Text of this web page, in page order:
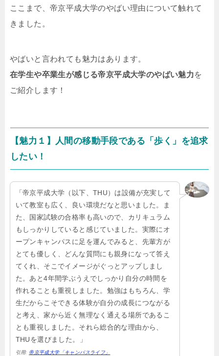
ここまで、帝京平成大学のやばい理由について触れて
きました。
やばいと言われても魅力はあります。
在学生や卒業生が感じる帝京平成大学のやばい魅力を
ご紹介します！
【魅力１】人間の移動手段である「歩く」を追求
したい！
「帝京平成大学（以下、THU）は設備が充実して
いて教室も広く、良い環境だなと思いました。ま
た、国家試験の合格率も高いので、カリキュラム
もしっかりしていると感じていました。実際にオ
ープンキャンパスに足を運んでみると、先輩方が
とても優しく、どんな質問にも親身になって答え
てくれ、そこでイメージがぐっとアップしまし
た。あと4年間学ぶうえでしっかり自分の時間を
作れることも重視しました。勉強はもちろん、学
生だからこそできる体験が自分の成長につながる
と考え、家から近く無理なく通える場所であるこ
とも重視しました。それら総合的な理由から、
THUを選びました。」
引用: 帝京平成大学「キャンパスライフ」